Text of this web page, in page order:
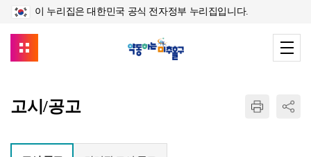
이 누리집은 대한민국 공식 전자정부 누리집입니다.
고시/공고